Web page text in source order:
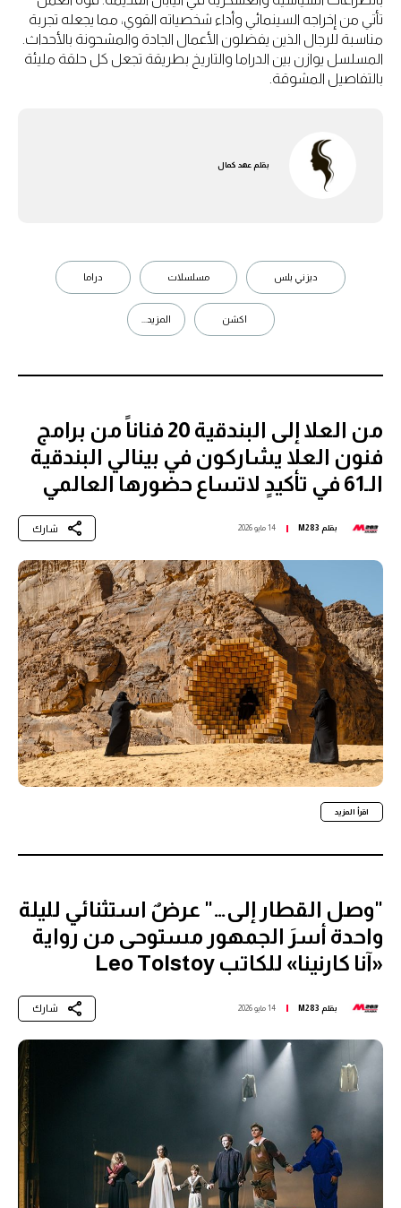
تأتي من إخراجه السينمائي وأداء شخصياته القوي، مما يجعله تجربة
مناسبة للرجال الذين يفضلون الأعمال الجادة والمشحونة بالأحداث.
المسلسل يوازن بين الدراما والتاريخ بطريقة تجعل كل حلقة مليئة
بالتفاصيل المشوقة.
بقلمعهد كمال
ديزني بلس مسلسلات دراما
اكشن المزيد...
من العلا إلى البندقية 20 فناناً من برامج
فنون العلا يشاركون في بينالي البندقية
الـ61 في تأكيدٍ لاتساع حضورها العالمي
بقلم M283 14 مايو 2026 شارك
اقرأ المزيد
"وصل القطار إلى…" عرضٌ استثنائي لليلة
واحدة أسرَ الجمهور مستوحى من رواية
«آنا كارنينا» للكاتب Leo Tolstoy
بقلم M283 14 مايو 2026 شارك